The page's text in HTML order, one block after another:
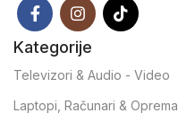
Kategorije
Televizori & Audio - Video
Laptopi, Računari & Oprema